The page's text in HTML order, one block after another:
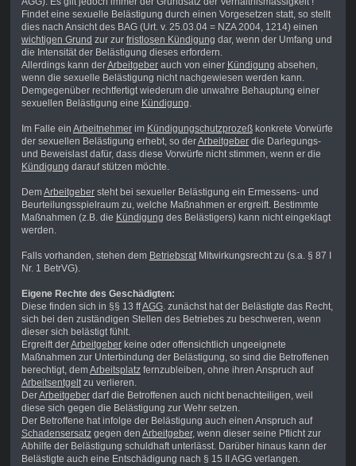
Findet eine sexuelle Belästigung durch einen Vorgesetzen statt, so stellt
dies nach Ansicht des BAG (Urt. v. 25.03.04 = NZA 2004, 1214) einen
wichtigen Grund zur zur fristlosen Kündigung dar, wenn der Umfang und
die Intensität der Belästigung dieses erfordern.
Allerdings kann derArbeitgeberauch von einer Kündigung absehen,
wenn die sexuelle Belästigung nicht nachgewiesen werden kann.
Demgegenüber rechtfertigt wiederum die unwahre Behauptung einer
sexuellen Belästigung eine Kündigung.
Im Falle ein Arbeitnehmerim Kündigungschutzprozeßkonkrete Vorwürfe
der sexuellen Belästigung erhebt, so derArbeitgeberdie Darlegungs-
und Beweislast dafür, dass diese Vorwürfe nicht stimmen, wenn er die
Kündigung darauf stützen möchte.
DemArbeitgebersteht bei sexueller Belästigung ein Ermessens- und
Beurteilungsspielraum zu, welche Maßnahmen er ergreift. Bestimmte
Maßnahmen (z.B. die Kündigung des Belästigers) kann nicht eingeklagt
werden.
Falls vorhanden, stehen dem BetriebsratMitwirkungsrecht zu (s.a. § 87 I
Nr. 1 BetrVG).
Eigene Rechte des Geschädigten:
Diese finden sich in §§ 13 ffAGG. zunächst hat der Belästigte das Recht,
sich bei den zuständigen Stellen des Betriebes zu beschweren, wenn
dieser sich belästigt fühlt.
Ergreift derArbeitgeberkeine oder offensichtlich ungeeignete
Maßnahmen zur Unterbindung der Belästigung, so sind die Betroffenen
berechtigt, demArbeitsplatzfernzubleiben, ohne ihren Anspruch auf
Arbeitsentgeltzu verlieren.
DerArbeitgeberdarf die Betroffenen auch nicht benachteiligen, weil
diese sich gegen die Belästigung zur Wehr setzen.
Der Betroffene hat infolge der Belästigung auch einen Anspruch auf
Schadensersatzgegen den Arbeitgeber, wenn dieser seine Pflicht zur
Abhilfe der Belästigung schuldhaft unterlässt. Darüber hinaus kann der
Belästigte auch eine Entschädigung nach § 15 II AGG verlangen.